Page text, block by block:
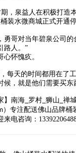
期，泉益人在积极打造
装水微商城正式开通
勇哥对当年碧泉公司的
路人。”
心怀愧疚。
每天的时间都用在了
候，就是他们需要买
】南海 罗村 狮山 禅
）专注配送佛山品牌桶
来电咨询 ：